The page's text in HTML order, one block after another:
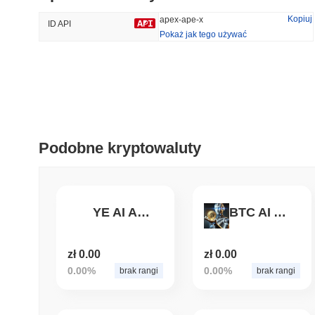
16.79%
ID API apex-ape-x
Kopiuj
Pokaż jak tego używać
Podobne kryptowaluty
YE AI Agent
zł 0.00
0.00% brak rangi
BTC AI Agent
zł 0.00
0.00% brak rangi